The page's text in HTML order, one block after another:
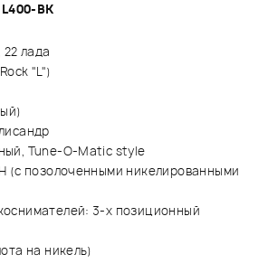
BK
лада
"L")
Tune-O-Matic style
(с позолоченными никелированными
3-х позиционный
на никель)